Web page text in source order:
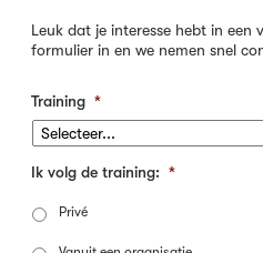
Leuk dat je interesse hebt in een
formulier in en we nemen snel
Training *
Ik volg de training: *
Privé